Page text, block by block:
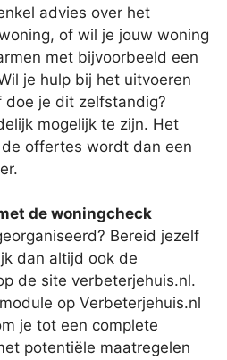
advies over het
of wil je jouw woning
met bijvoorbeeld een
je hulp bij het uitvoeren
doe je dit zelfstandig?
mogelijk te zijn. Het
offertes wordt dan een
de woningcheck
Bereid jezelf
dan altijd ook de
de site verbeterjehuis.nl.
op Verbeterjehuis.nl
je tot een complete
potentiële maatregelen